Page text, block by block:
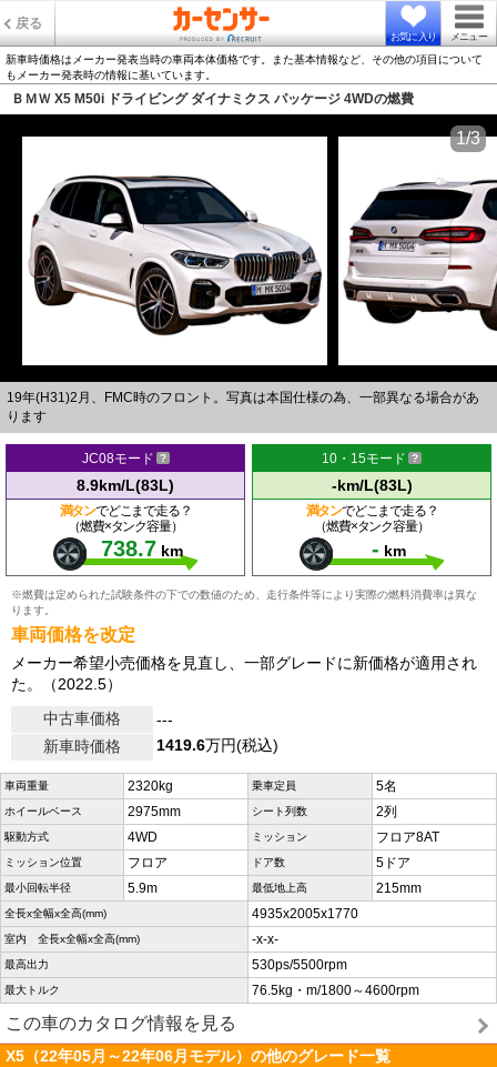
戻る
お気に入り メニュー
新車時価格はメーカー発表当時の車両本体価格です。また基本情報など、その他の項目について
もメーカー発表時の情報に基いています。
ＢＭＷ X5 M50i ドライビング ダイナミクス パッケージ 4WDの燃費
19年(H31)2月、FMC時のフロント。写真は本国仕様の為、一部異なる場合があ
ります
1/3
JC08モード
8.9km/L(83L)
満タンでどこまで走る？
（燃費×タンク容量）
738.7 km
10・15モード
-km/L(83L)
満タンでどこまで走る？
（燃費×タンク容量）
- km
※燃費は定められた試験条件の下での数値のため、走行条件等により実際の燃料消費率は異な
ります。
車両価格を改定
メーカー希望小売価格を見直し、一部グレードに新価格が適用され
た。（2022.5）
中古車価格
---
新車時価格
1419.6万円(税込)
車両重量 2320kg 乗車定員 5名
ホイールベース 2975mm シート列数 2列
駆動方式 4WD ミッション フロア8AT
ミッション位置 フロア ドア数 5ドア
最小回転半径 5.9m 最低地上高 215mm
全長x全幅x全高(mm) 4935x2005x1770
室内 全長x全幅x全高(mm) -x-x-
最高出力 530ps/5500rpm
最大トルク 76.5kg・m/1800～4600rpm
この車のカタログ情報を見る
X5（22年05月～22年06月モデル）の他のグレード一覧